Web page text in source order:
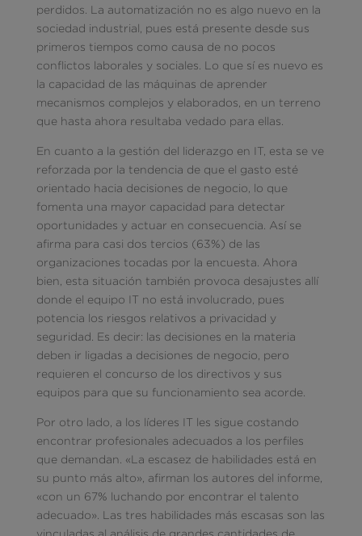
perdidos. La automatización no es algo nuevo en la
sociedad industrial, pues está presente desde sus
primeros tiempos como causa de no pocos
conflictos laborales y sociales. Lo que sí es nuevo es
la capacidad de las máquinas de aprender
mecanismos complejos y elaborados, en un terreno
que hasta ahora resultaba vedado para ellas.
En cuanto a la gestión del liderazgo en IT, esta se ve
reforzada por la tendencia de que el gasto esté
orientado hacia decisiones de negocio, lo que
fomenta una mayor capacidad para detectar
oportunidades y actuar en consecuencia. Así se
afirma para casi dos tercios (63%) de las
organizaciones tocadas por la encuesta. Ahora
bien, esta situación también provoca desajustes allí
donde el equipo IT no está involucrado, pues
potencia los riesgos relativos a privacidad y
seguridad. Es decir: las decisiones en la materia
deben ir ligadas a decisiones de negocio, pero
requieren el concurso de los directivos y sus
equipos para que su funcionamiento sea acorde.
Por otro lado, a los líderes IT les sigue costando
encontrar profesionales adecuados a los perfiles
que demandan. «La escasez de habilidades está en
su punto más alto», afirman los autores del informe,
«con un 67% luchando por encontrar el talento
adecuado». Las tres habilidades más escasas son las
vinculadas al análisis de grandes cantidades de